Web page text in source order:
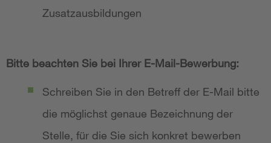
Zusatzausbildungen
Bitte beachten Sie bei Ihrer E-Mail-Bewerbung:
Schreiben Sie in den Betreff der E-Mail bitte
die möglichst genaue Bezeichnung der
Stelle, für die Sie sich konkret bewerben